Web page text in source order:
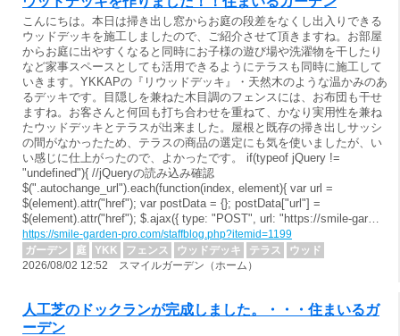
こんにちは。本日は掃き出し窓からお庭の段差をなくし出入りできる
ウッドデッキを施工しましたので、ご紹介させて頂きますね。お部屋
からお庭に出やすくなると同時にお子様の遊び場や洗濯物を干したり
など家事スペースとしても活用できるようにテラスも同時に施工して
いきます。YKKAPの『リウッドデッキ』・天然木のような温かみのあ
るデッキです。目隠しを兼ねた木目調のフェンスには、お布団も干せ
ますね。お客さんと何回も打ち合わせを重ねて、かなり実用性を兼ね
たウッドデッキとテラスが出来ました。屋根と既存の掃き出しサッシ
の間がなかったため、テラスの商品の選定にも気を使いましたが、い
い感じに仕上がったので、よかったです。 if(typeof jQuery !=
"undefined"){ //jQueryの読み込み確認
$(".autochange_url").each(function(index, element){ var url =
$(element).attr("href"); var postData = {}; postData["url"] =
$(element).attr("href"); $.ajax({ type: "POST", url: "https://smile-gar…
https://smile-garden-pro.com/staffblog.php?itemid=1199
ガーデン
庭 YKK フェンス ウッドデッキ テラス
ウッド
2026/08/02 12:52 スマイルガーデン（ホーム）
人工芝のドックランが完成しました。・・・住まいるガ
ーデン